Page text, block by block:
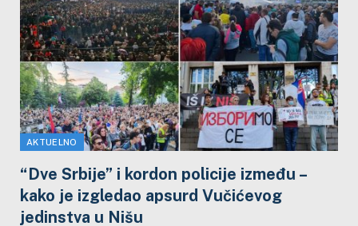
AKTUELNO
“Dve Srbije” i kordon policije između –
kako je izgledao apsurd Vučićevog
jedinstva u Nišu